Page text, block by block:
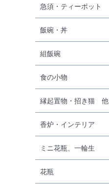
急須・ティーポット
飯碗・丼
組飯碗
食の小物
縁起置物・招き猫 他
香炉・インテリア
ミニ花瓶、一輪生
花瓶